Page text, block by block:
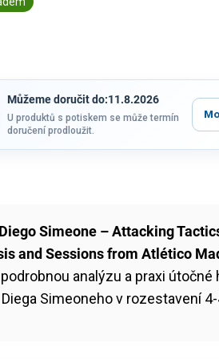
Můžeme doručit do:11.8.2026
U produktů s potiskem se může termín
doručení prodloužit.
Diego Simeone – Attacking
and Sessions from Atlético
analýzu a praxi útočné
Simeoneho v rozestavení